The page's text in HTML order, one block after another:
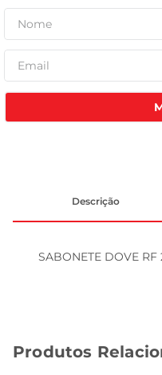
Descrição
SABONETE DOVE
Produtos